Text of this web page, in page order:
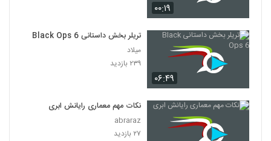
۰۰:۱۹
۰۶:۴۹
تریلر بخش داستانی Black Ops 6
میلاد
۲۳۹ بازدید
نکات مهم معماری رایانش ابری
abraraz
۲۷ بازدید